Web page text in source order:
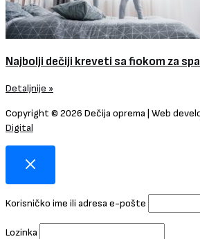
Najbolji dečiji kreveti sa fiokom za
Detaljnije »
Copyright © 2026 Dečija oprema | Web
Digital
Korisničko ime ili adresa e-pošte
Lozinka